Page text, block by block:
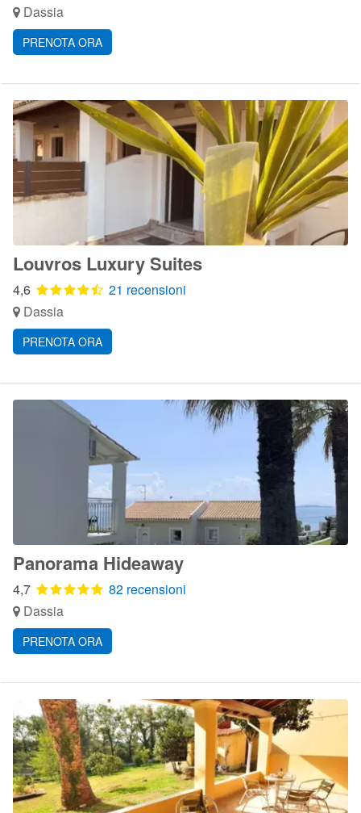
Dassia
PRENOTA ORA
Louvros Luxury Suites
4,6
21 recensioni
Dassia
PRENOTA ORA
Panorama Hideaway
4,7
82 recensioni
Dassia
PRENOTA ORA